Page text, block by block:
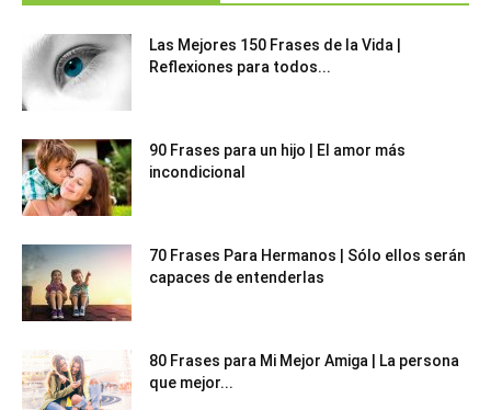
Las Mejores 150 Frases de la Vida |
Reflexiones para todos...
90 Frases para un hijo | El amor más
incondicional
70 Frases Para Hermanos | Sólo ellos serán
capaces de entenderlas
80 Frases para Mi Mejor Amiga | La persona
que mejor...